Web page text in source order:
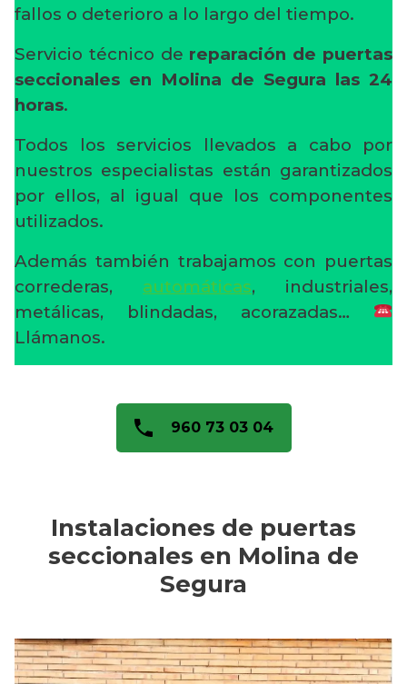
fallos o deterioro a lo largo del tiempo.
Servicio técnico de reparación de puertas
seccionales en Molina de Segura las 24
horas.
Todos los servicios llevados a cabo por
nuestros especialistas están garantizados
por ellos, al igual que los componentes
utilizados.
Además también trabajamos con puertas
correderas, automáticas, industriales,
metálicas, blindadas, acorazadas…
Llámanos.
960 73 03 04
Instalaciones de puertas
seccionales en Molina de
Segura